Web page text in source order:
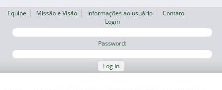
Equipe Missão e Visão Informações ao usuário
Contato
Login
Password:
Log In